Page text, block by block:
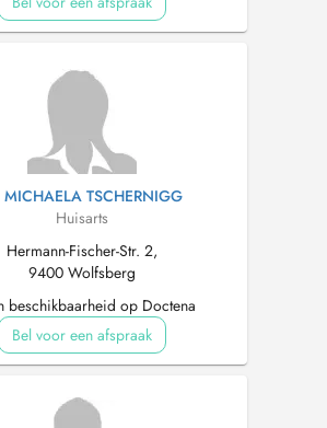
MICHAELA TSCHERNIGG
Huisarts
Hermann-Fischer-Str. 2,
9400 Wolfsberg
beschikbaarheid op Doctena
Bel voor een afspraak